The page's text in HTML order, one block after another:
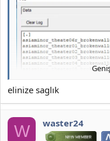
JOYMAX PK2
2026
elinize saglık
W waster24